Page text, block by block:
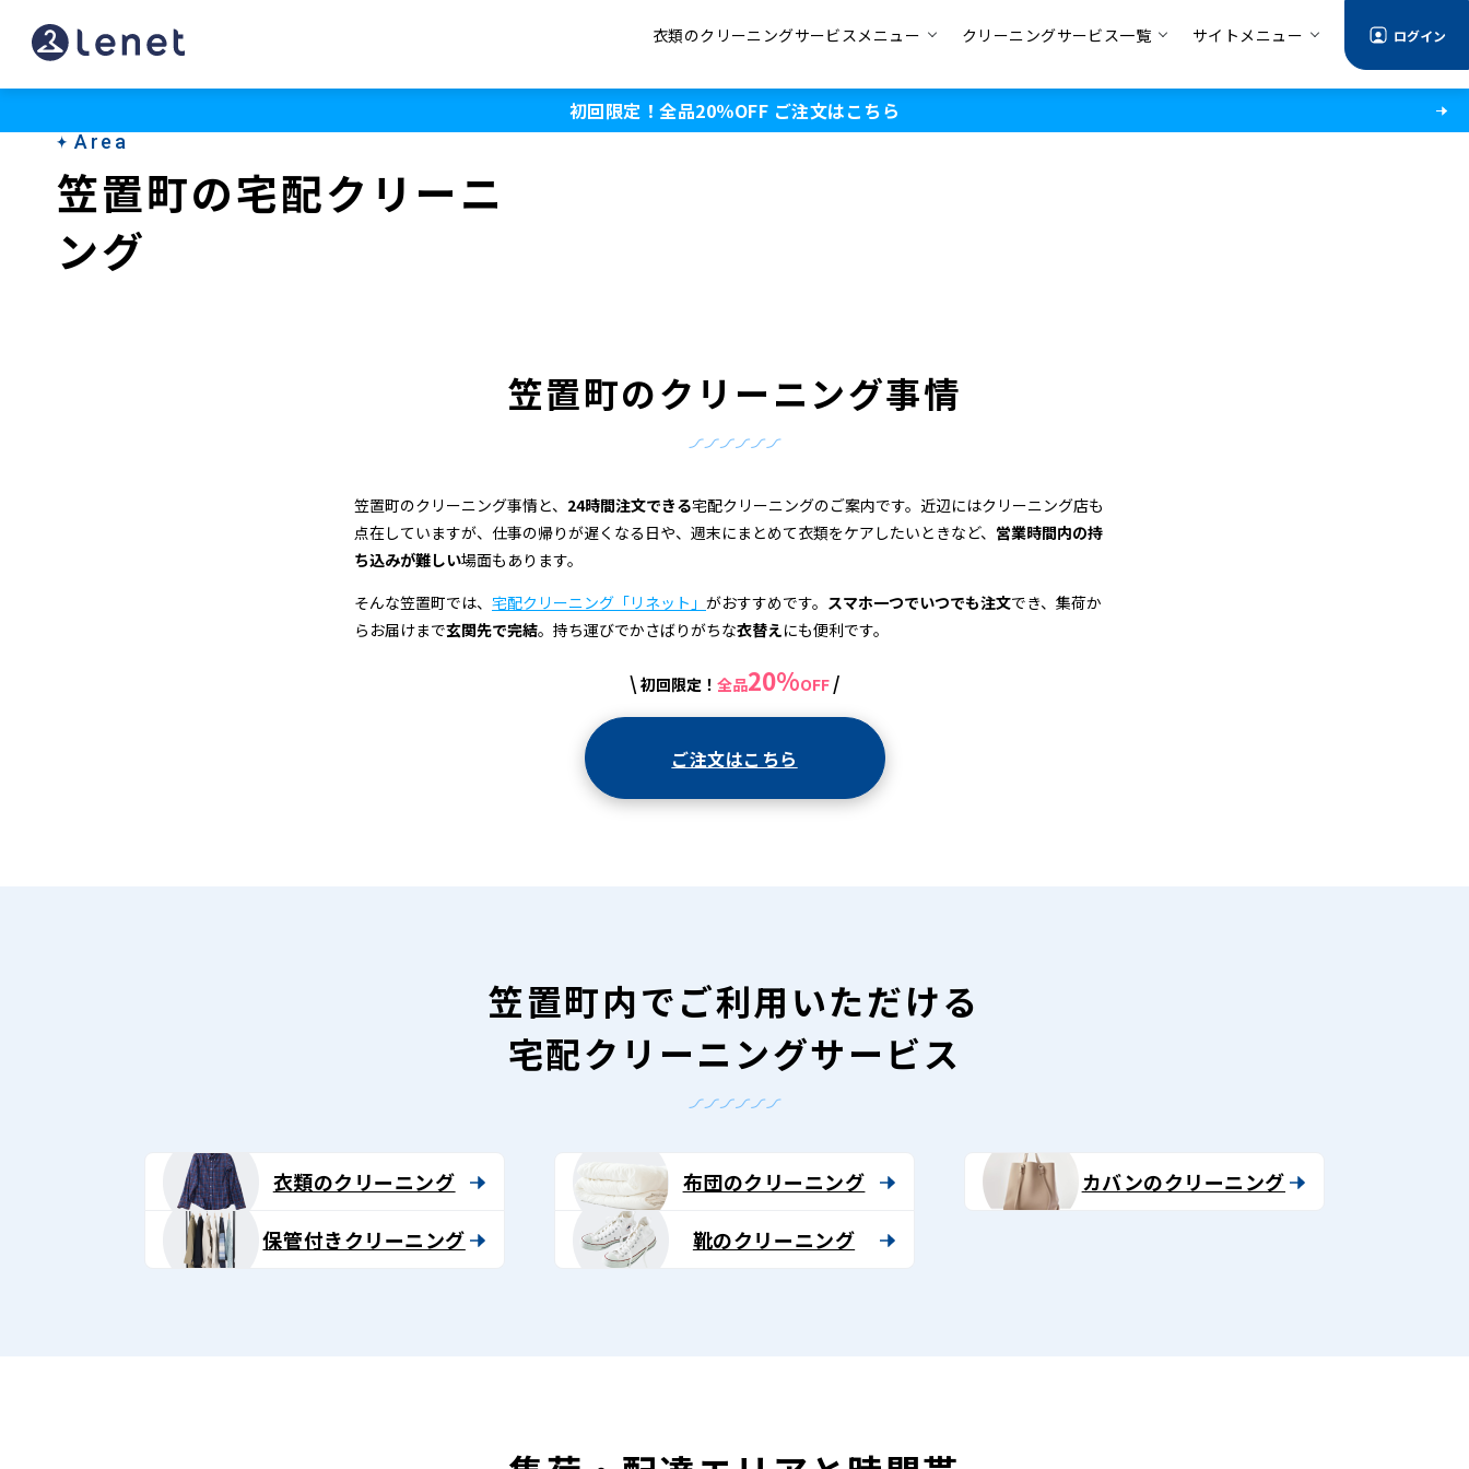
笠
置
衣類のクリーニングサービスメニュー クリーニングサービス一覧 サイトメニュー ログイン
初回限定！全品20％OFF ご注文はこちら
Area
笠置町の宅配クリーニ
ング
笠置町のクリーニング事情
笠置町のクリーニング事情と、 24時間注文できる宅配クリーニングのご案内です。近辺にはクリーニング店も
点在していますが、仕事の帰りが遅くなる日や、週末にまとめて衣類をケアしたいときなど、 営業時間内の持
ち込みが難しい場面もあります。
そんな笠置町では、 宅配クリーニング「リネット」 がおすすめです。 スマホ一つでいつでも注文でき、集荷か
らお届けまで玄関先で完結。持ち運びでかさばりがちな衣替えにも便利です。
\ 初回限定！ 全品20%OFF /
ご注文はこちら
笠置町内でご利用いただける
宅配クリーニングサービス
衣類のクリーニング
保管付きクリーニング
布団のクリーニング
靴のクリーニング
カバンのクリーニング